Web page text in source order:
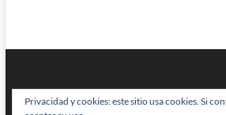
Privacidad y cookies: este sitio usa cookies. Si